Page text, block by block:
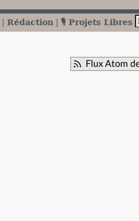
Rédaction 🎙️ Projets Libres
Flux Atom